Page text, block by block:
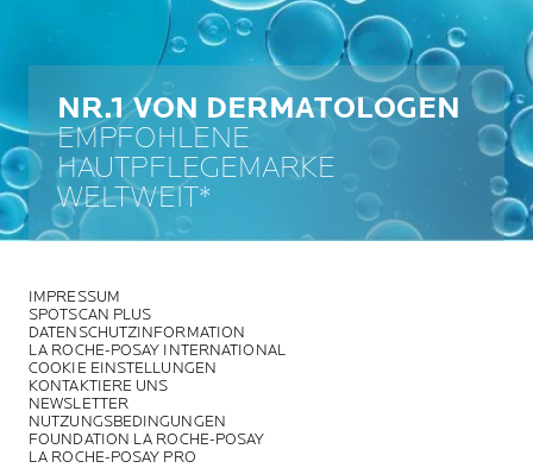
NR.1 VON DERMATOLOGEN
EMPFOHLENE
HAUTPFLEGEMARKE
WELTWEIT*
IMPRESSUM
SPOTSCAN PLUS
DATENSCHUTZINFORMATION
LA ROCHE-POSAY INTERNATIONAL
COOKIE EINSTELLUNGEN
KONTAKTIERE UNS
NEWSLETTER
NUTZUNGSBEDINGUNGEN
FOUNDATION LA ROCHE-POSAY
LA ROCHE-POSAY PRO